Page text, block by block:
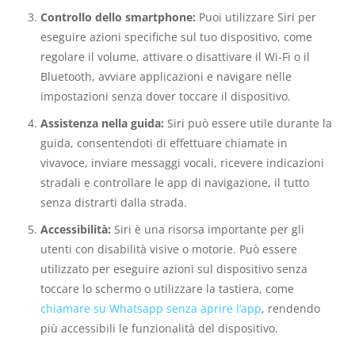
Controllo dello smartphone: Puoi utilizzare Siri per
eseguire azioni specifiche sul tuo dispositivo, come
regolare il volume, attivare o disattivare il Wi-Fi o il
Bluetooth, avviare applicazioni e navigare nelle
impostazioni senza dover toccare il dispositivo.
Assistenza nella guida: Siri può essere utile durante la
guida, consentendoti di effettuare chiamate in
vivavoce, inviare messaggi vocali, ricevere indicazioni
stradali e controllare le app di navigazione, il tutto
senza distrarti dalla strada.
Accessibilità: Siri è una risorsa importante per gli
utenti con disabilità visive o motorie. Può essere
utilizzato per eseguire azioni sul dispositivo senza
toccare lo schermo o utilizzare la tastiera, come
chiamare su Whatsapp senza aprire l’app, rendendo
più accessibili le funzionalità del dispositivo.